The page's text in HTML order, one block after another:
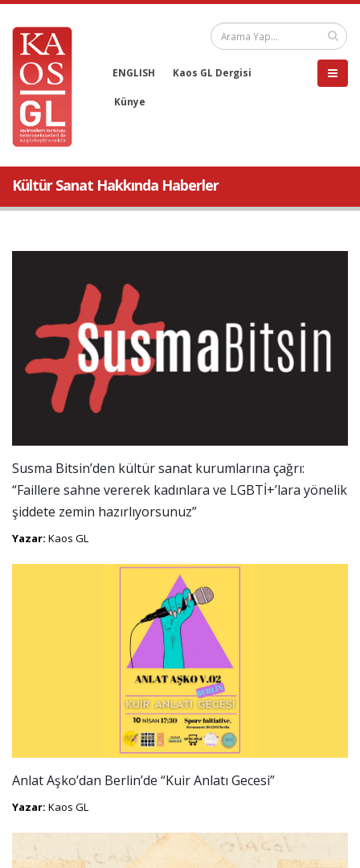
ENGLISH Kaos GL Dergisi
Künye
Kültür Sanat Hakkında Haberler
Susma Bitsin’den kültür sanat kurumlarına çağrı:
“Faillere sahne vererek kadınlara ve LGBTİ+’lara yönelik
şiddete zemin hazırlıyorsunuz”
Yazar: Kaos GL
Anlat Aşko’dan Berlin’de “Kuir Anlatı Gecesi”
Yazar: Kaos GL